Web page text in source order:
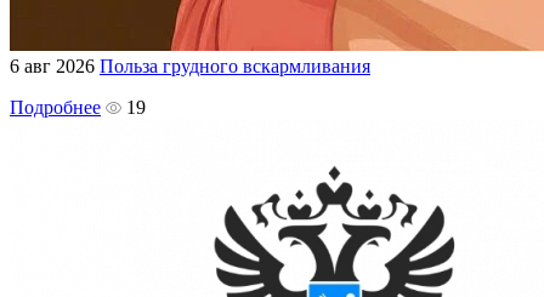
6 авг 2026 Польза грудного вскармливания
Подробнее
19